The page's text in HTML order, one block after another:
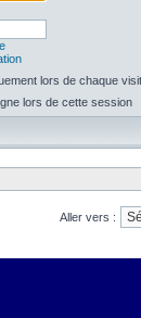
lors de chaque
lors de cette session
Aller vers :